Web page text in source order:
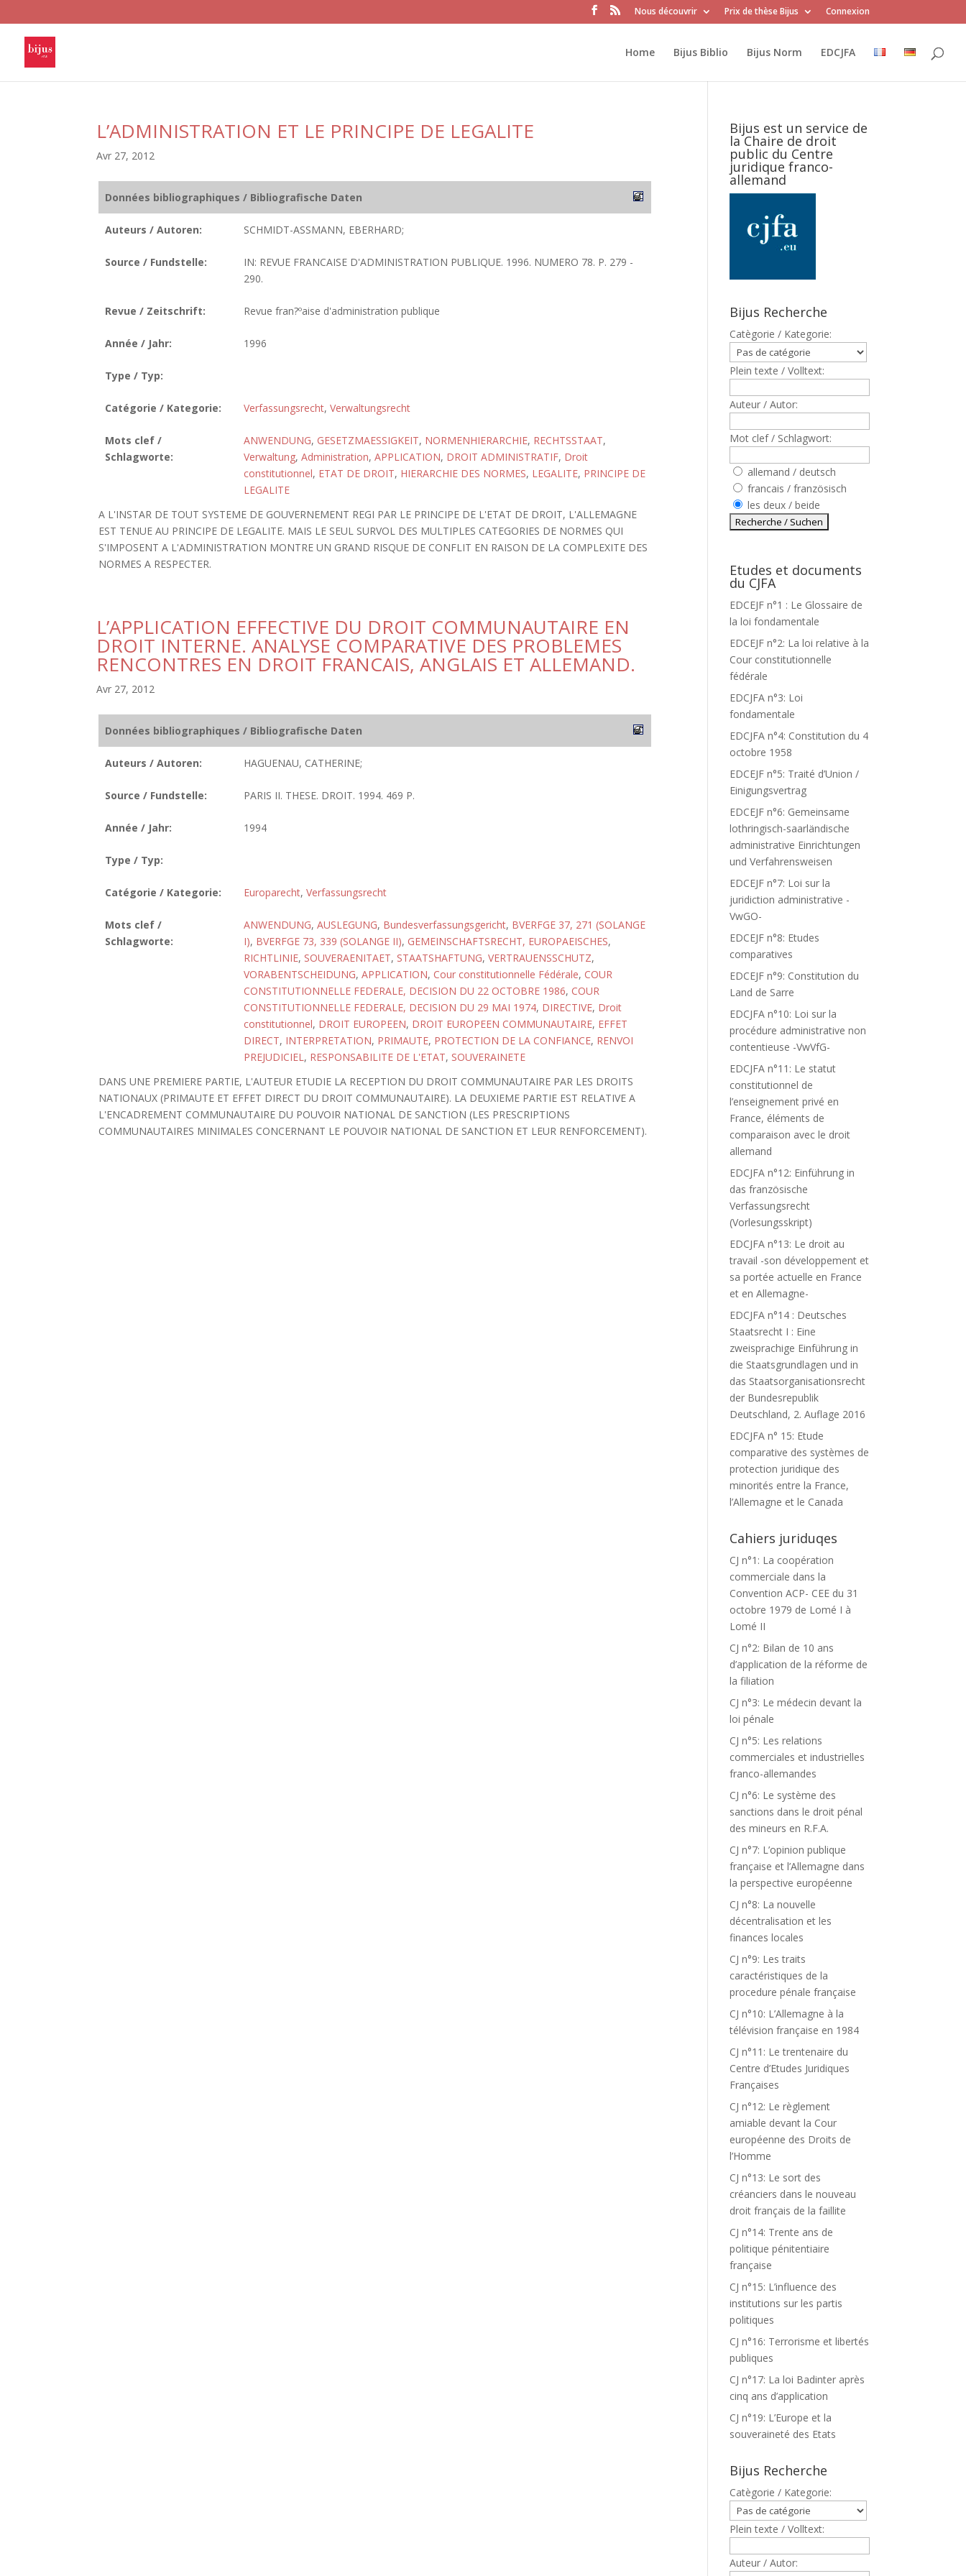
Nous découvrir Prix de thèse Bijus Connexion
Home Bijus Biblio Bijus Norm EDCJFA
L’ADMINISTRATION ET LE PRINCIPE DE LEGALITE
Avr 27, 2012
Données bibliographiques / Bibliografische Daten
Auteurs / Autoren: SCHMIDT-ASSMANN, EBERHARD;
Source / Fundstelle:
IN: REVUE FRANCAISE D'ADMINISTRATION PUBLIQUE. 1996. NUMERO 78. P. 279 -
290.
Revue / Zeitschrift: Revue fran?ºaise d'administration publique
Année / Jahr: 1996
Type / Typ:
Catégorie / Kategorie: Verfassungsrecht, Verwaltungsrecht
Mots clef /
Schlagworte:
ANWENDUNG, GESETZMAESSIGKEIT, NORMENHIERARCHIE, RECHTSSTAAT,
Verwaltung, Administration, APPLICATION, DROIT ADMINISTRATIF, Droit
constitutionnel, ETAT DE DROIT, HIERARCHIE DES NORMES, LEGALITE, PRINCIPE DE
LEGALITE
A L'INSTAR DE TOUT SYSTEME DE GOUVERNEMENT REGI PAR LE PRINCIPE DE L'ETAT DE DROIT, L'ALLEMAGNE
EST TENUE AU PRINCIPE DE LEGALITE. MAIS LE SEUL SURVOL DES MULTIPLES CATEGORIES DE NORMES QUI
S'IMPOSENT A L'ADMINISTRATION MONTRE UN GRAND RISQUE DE CONFLIT EN RAISON DE LA COMPLEXITE DES
NORMES A RESPECTER.
L’APPLICATION EFFECTIVE DU DROIT COMMUNAUTAIRE EN
DROIT INTERNE. ANALYSE COMPARATIVE DES PROBLEMES
RENCONTRES EN DROIT FRANCAIS, ANGLAIS ET ALLEMAND.
Avr 27, 2012
Données bibliographiques / Bibliografische Daten
Auteurs / Autoren: HAGUENAU, CATHERINE;
Source / Fundstelle: PARIS II. THESE. DROIT. 1994. 469 P.
Année / Jahr: 1994
Type / Typ:
Catégorie / Kategorie: Europarecht, Verfassungsrecht
Mots clef /
Schlagworte:
ANWENDUNG, AUSLEGUNG, Bundesverfassungsgericht, BVERFGE 37, 271 (SOLANGE
I), BVERFGE 73, 339 (SOLANGE II), GEMEINSCHAFTSRECHT, EUROPAEISCHES,
RICHTLINIE, SOUVERAENITAET, STAATSHAFTUNG, VERTRAUENSSCHUTZ,
VORABENTSCHEIDUNG, APPLICATION, Cour constitutionnelle Fédérale, COUR
CONSTITUTIONNELLE FEDERALE, DECISION DU 22 OCTOBRE 1986, COUR
CONSTITUTIONNELLE FEDERALE, DECISION DU 29 MAI 1974, DIRECTIVE, Droit
constitutionnel, DROIT EUROPEEN, DROIT EUROPEEN COMMUNAUTAIRE, EFFET
DIRECT, INTERPRETATION, PRIMAUTE, PROTECTION DE LA CONFIANCE, RENVOI
PREJUDICIEL, RESPONSABILITE DE L'ETAT, SOUVERAINETE
DANS UNE PREMIERE PARTIE, L'AUTEUR ETUDIE LA RECEPTION DU DROIT COMMUNAUTAIRE PAR LES DROITS
NATIONAUX (PRIMAUTE ET EFFET DIRECT DU DROIT COMMUNAUTAIRE). LA DEUXIEME PARTIE EST RELATIVE A
L'ENCADREMENT COMMUNAUTAIRE DU POUVOIR NATIONAL DE SANCTION (LES PRESCRIPTIONS
COMMUNAUTAIRES MINIMALES CONCERNANT LE POUVOIR NATIONAL DE SANCTION ET LEUR RENFORCEMENT).
Bijus est un service de
la Chaire de droit
public du Centre
juridique franco-
allemand
Bijus Recherche
Catègorie / Kategorie:
Plein texte / Volltext:
Auteur / Autor:
Mot clef / Schlagwort:
allemand / deutsch
francais / französisch
les deux / beide
Etudes et documents
du CJFA
EDCEJF n°1 : Le Glossaire de
la loi fondamentale
EDCEJF n°2: La loi relative à la
Cour constitutionnelle
fédérale
EDCJFA n°3: Loi
fondamentale
EDCJFA n°4: Constitution du 4
octobre 1958
EDCEJF n°5: Traité d’Union /
Einigungsvertrag
EDCEJF n°6: Gemeinsame
lothringisch-saarländische
administrative Einrichtungen
und Verfahrensweisen
EDCEJF n°7: Loi sur la
juridiction administrative -
VwGO-
EDCEJF n°8: Etudes
comparatives
EDCEJF n°9: Constitution du
Land de Sarre
EDCJFA n°10: Loi sur la
procédure administrative non
contentieuse -VwVfG-
EDCJFA n°11: Le statut
constitutionnel de
l’enseignement privé en
France, éléments de
comparaison avec le droit
allemand
EDCJFA n°12: Einführung in
das französische
Verfassungsrecht
(Vorlesungsskript)
EDCJFA n°13: Le droit au
travail -son développement et
sa portée actuelle en France
et en Allemagne-
EDCJFA n°14 : Deutsches
Staatsrecht I : Eine
zweisprachige Einführung in
die Staatsgrundlagen und in
das Staatsorganisationsrecht
der Bundesrepublik
Deutschland, 2. Auflage 2016
EDCJFA n° 15: Etude
comparative des systèmes de
protection juridique des
minorités entre la France,
l’Allemagne et le Canada
Cahiers juriduqes
CJ n°1: La coopération
commerciale dans la
Convention ACP- CEE du 31
octobre 1979 de Lomé I à
Lomé II
CJ n°2: Bilan de 10 ans
d’application de la réforme de
la filiation
CJ n°3: Le médecin devant la
loi pénale
CJ n°5: Les relations
commerciales et industrielles
franco-allemandes
CJ n°6: Le système des
sanctions dans le droit pénal
des mineurs en R.F.A.
CJ n°7: L’opinion publique
française et l’Allemagne dans
la perspective européenne
CJ n°8: La nouvelle
décentralisation et les
finances locales
CJ n°9: Les traits
caractéristiques de la
procedure pénale française
CJ n°10: L’Allemagne à la
télévision française en 1984
CJ n°11: Le trentenaire du
Centre d’Etudes Juridiques
Françaises
CJ n°12: Le règlement
amiable devant la Cour
européenne des Droits de
l’Homme
CJ n°13: Le sort des
créanciers dans le nouveau
droit français de la faillite
CJ n°14: Trente ans de
politique pénitentiaire
française
CJ n°15: L’influence des
institutions sur les partis
politiques
CJ n°16: Terrorisme et libertés
publiques
CJ n°17: La loi Badinter après
cinq ans d’application
CJ n°19: L’Europe et la
souveraineté des Etats
Bijus Recherche
Catègorie / Kategorie:
Plein texte / Volltext:
Auteur / Autor: